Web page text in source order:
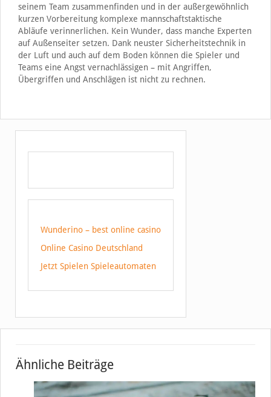
seinem Team zusammenfinden und in der außergewöhnlich
kurzen Vorbereitung komplexe mannschaftstaktische
Abläufe verinnerlichen. Kein Wunder, dass manche Experten
auf Außenseiter setzen. Dank neuster Sicherheitstechnik in
der Luft und auch auf dem Boden können die Spieler und
Teams eine Angst vernachlässigen – mit Angriffen,
Übergriffen und Anschlägen ist nicht zu rechnen.
Wunderino – best online casino
Online Casino Deutschland
Jetzt Spielen Spieleautomaten
Ähnliche Beiträge